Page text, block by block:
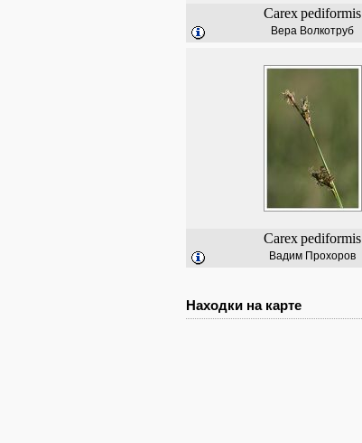
Carexpediformis
Вера Волкотруб
Carexpediformis
Вадим Прохоров
Находки на карте